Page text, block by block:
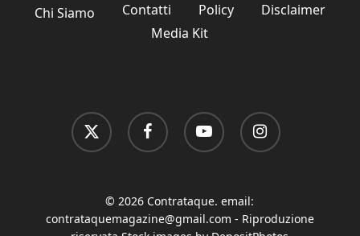
Chi Siamo Contatti Policy
Disclaimer
Media Kit
x-
twitter
facebook youtube instagram
© 2026 Contrataque. email:
contrataquemagazine@gmail.com - Riproduzione